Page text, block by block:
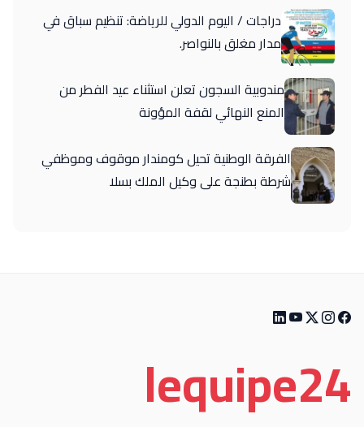
دراجات / اليوم الدولي للرياضة: تنظيم سباق في
مدار مغلق بالنواصر.
مندوبية السجون تعلن استثناء عيد الفطر من
المنع النهائي لقفة المؤونة
الفرقة الوطنية تحيل كومندار موقوف وموظفي
شرطة بطنجة على وكيل الملك بسلا
lequipe24